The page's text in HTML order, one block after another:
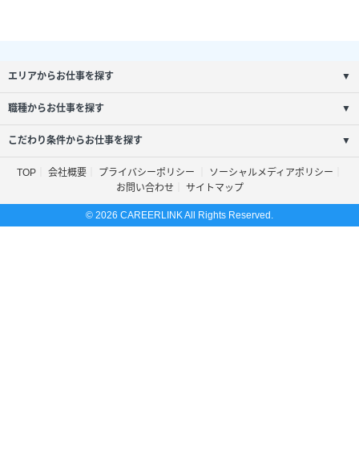
エリアからお仕事を探す ▼
職種からお仕事を探す ▼
こだわり条件からお仕事を探す ▼
TOP 会社概要 プライバシーポリシー
ソーシャルメディアポリシー
お問い合わせ
サイトマップ
© 2026 CAREERLINK All Rights Reserved.